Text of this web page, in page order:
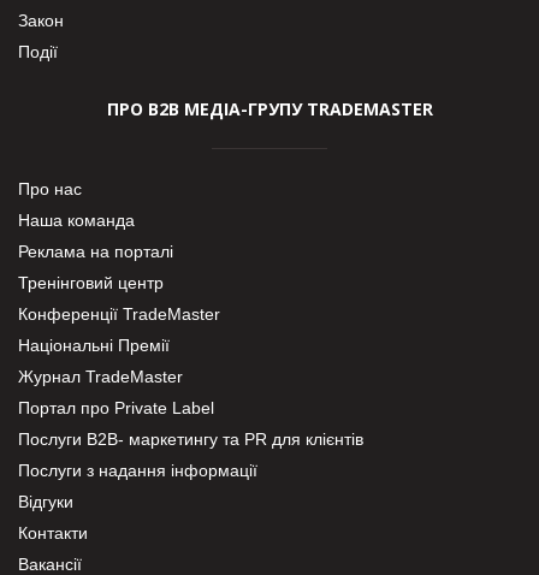
Закон
Події
ПРО В2В МЕДІА-ГРУПУ TRADEMASTER
Про нас
Наша команда
Реклама на порталі
Тренінговий центр
Конференції TradeMaster
Національні Премії
Журнал TradeMaster
Портал про Private Label
Послуги В2В- маркетингу та PR для клієнтів
Послуги з надання інформації
Відгуки
Контакти
Вакансії